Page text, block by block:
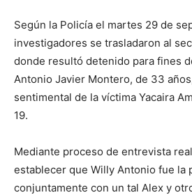
Según la Policía el martes 29 de
investigadores se trasladaron al
donde resultó detenido para fines
Antonio Javier Montero, de 33
sentimental de la víctima Yacaira
19.
Mediante proceso de entrevista
establecer que Willy Antonio fue la
conjuntamente con un tal Alex y